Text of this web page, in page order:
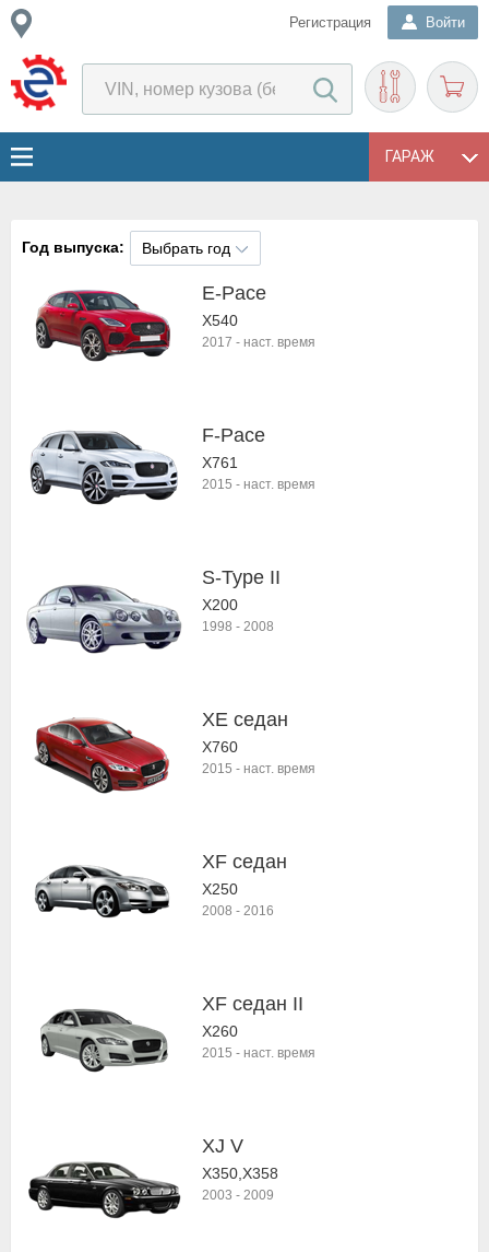
Регистрация Войти
ГАРАЖ
Год выпуска: Выбрать год
E-Pace
X540
2017 - наст. время
F-Pace
X761
2015 - наст. время
S-Type II
X200
1998 - 2008
XE седан
X760
2015 - наст. время
XF седан
X250
2008 - 2016
XF седан II
X260
2015 - наст. время
XJ V
X350,X358
2003 - 2009